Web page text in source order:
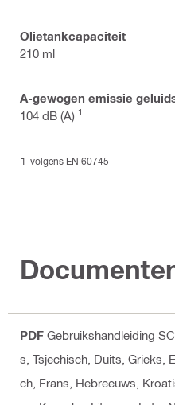
Olietankcapaciteit
210 ml
A-gewogen emissie
104 dB (A) 1
volgens EN 60745
PDF Gebruikshandleiding
s, Tsjechisch, Duits, Grieks,
ch, Frans, Hebreeuws,